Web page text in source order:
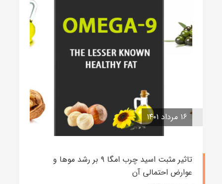
۱۶ مرداد ۱۴۰۱
تاثیر مثبت اسید چرب امگا ۹ بر رشد موها و
عوارض احتمالی آن